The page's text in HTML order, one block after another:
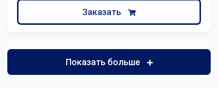
Заказать
Показать больше